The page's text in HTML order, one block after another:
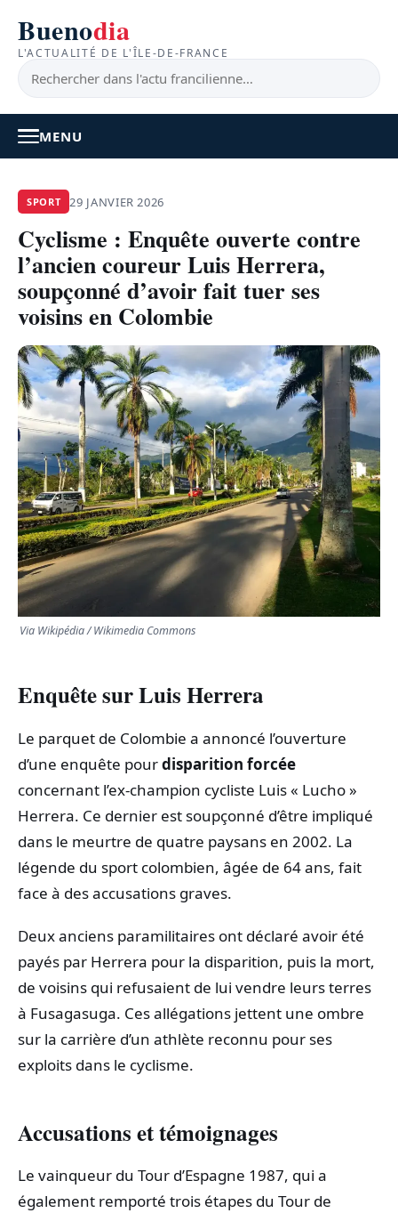
Buenodia
L'ACTUALITÉ DE L'ÎLE-DE-FRANCE
MENU
ACTUALITÉ
FEEL GOOD
FAITS DIVERS
TRANSPORTS
ÉCONOMIE
POLITIQUE
SPORT
CULTURE
SPORT 29 JANVIER 2026
Cyclisme : Enquête ouverte contre
l’ancien coureur Luis Herrera,
soupçonné d’avoir fait tuer ses
voisins en Colombie
Via Wikipédia / Wikimedia Commons
Enquête sur Luis Herrera
Le parquet de Colombie a annoncé l’ouverture
d’une enquête pourdisparition forcée
concernant l’ex-champion cycliste Luis « Lucho »
Herrera. Ce dernier est soupçonné d’être impliqué
dans le meurtre de quatre paysans en 2002. La
légende du sport colombien, âgée de 64 ans, fait
face à des accusations graves.
Deux anciens paramilitaires ont déclaré avoir été
payés par Herrera pour la disparition, puis la mort,
de voisins qui refusaient de lui vendre leurs terres
à Fusagasuga. Ces allégations jettent une ombre
sur la carrière d’un athlète reconnu pour ses
exploits dans le cyclisme.
Accusations et témoignages
Le vainqueur du Tour d’Espagne 1987, qui a
également remporté trois étapes du Tour de